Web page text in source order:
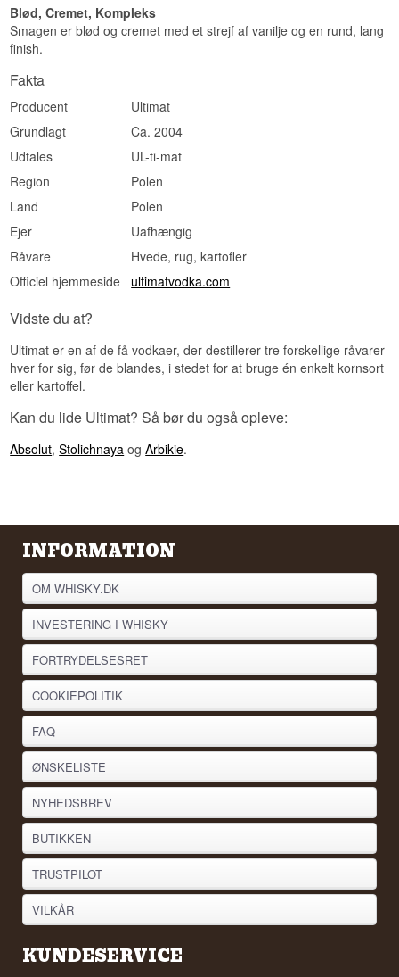
Lang for en vodka, tør og let peberet. Der er
ingen skarphed til sidst, blot en aftagende varme.
Region/Land: Polen
Type: Polsk Vodka
ABV: 40%
Størrelse: 70 CL
kartofler
Serveringsforslag: Kølig og ren i et lille glas, eller
Smagsprofil
Fyldig · Peberet · Blød · Tør
samme måde som Champagne. For at måtte
bruge den skal både korn og kartofler være
dyrket i Polen, og hele produktionen skal foregå i
Lyt til vores podcast:
Blød, Cremet, Kompleks
Smagen er blød og cremet med et strejf af vanilje og en rund, lang
finish.
Fakta
Producent
Ultimat
Grundlagt
Ca. 2004
Udtales
UL-ti-mat
Region
Polen
Land
Polen
Ejer
Uafhængig
Råvare
Hvede, rug, kartofler
Officiel hjemmeside
ultimatvodka.com
Vidste du at?
Ultimat er en af de få vodkaer, der destillerer tre forskellige råvarer
hver for sig, før de blandes, i stedet for at bruge én enkelt kornsort
eller kartoffel.
Kan du lide Ultimat? Så bør du også opleve:
Absolut,Stolichnaya ogArbikie.
INFORMATION
OM WHISKY.DK
INVESTERING I WHISKY
FORTRYDELSESRET
COOKIEPOLITIK
FAQ
ØNSKELISTE
NYHEDSBREV
BUTIKKEN
TRUSTPILOT
VILKÅR
KUNDESERVICE